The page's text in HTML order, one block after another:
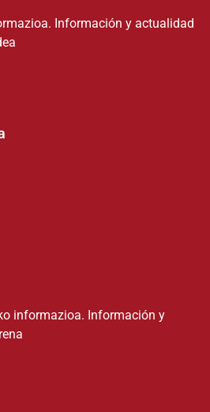
Información y actualidad
informazioa. Información y